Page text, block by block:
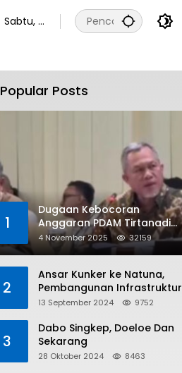
Sabtu, 8
Popular Posts
1
Dugaan Kebocoran
Anggaran PDAM Tirtanadi
Rp450 Miliar Per Tahun Tuai
Kritikan
4 November 2025 32159
2
Ansar Kunker ke Natuna,
Pembangunan Infrastruktur
dan Bantuan Sosial
Tiga
13 September 2024 9752
3
Dabo Singkep, Doeloe Dan
Sekarang
28 Oktober 2024 8463